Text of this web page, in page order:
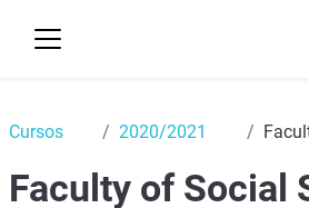
Cursos 2020/2021
Faculty of Social